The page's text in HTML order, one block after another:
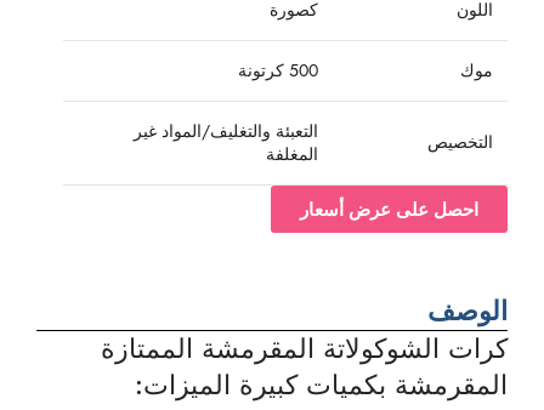
اللون كصورة
موك 500 كرتونة
التخصيص
التعبئة والتغليف/المواد غير
المغلفة
احصل على عرض أسعار
الوصف
كرات الشوكولاتة المقرمشة الممتازة
المقرمشة بكميات كبيرة الميزات: